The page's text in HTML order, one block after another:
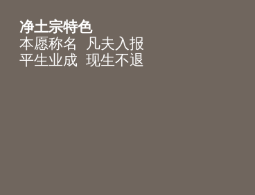
净土宗特色
本愿称名 凡夫入报
平生业成 现生不退